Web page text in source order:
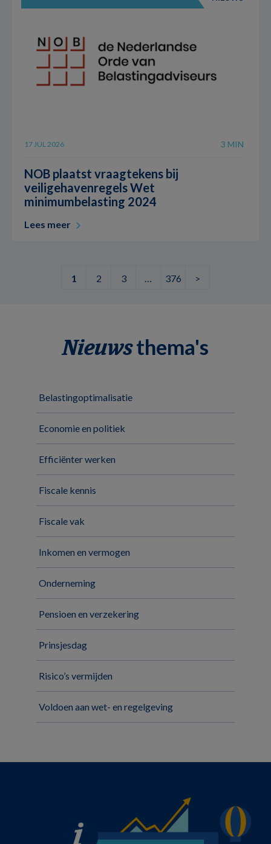
17 JUL 2026 3 MIN
NOB plaatst vraagtekens bij
veiligehavenregels Wet
minimumbelasting 2024
Lees meer
1 2 3 … 376 >
Nieuwsthema's
Belastingoptimalisatie
Economie en politiek
Efficiënter werken
Fiscale kennis
Fiscale vak
Inkomen en vermogen
Onderneming
Pensioen en verzekering
Prinsjesdag
Risico’s vermijden
Voldoen aan wet- en regelgeving